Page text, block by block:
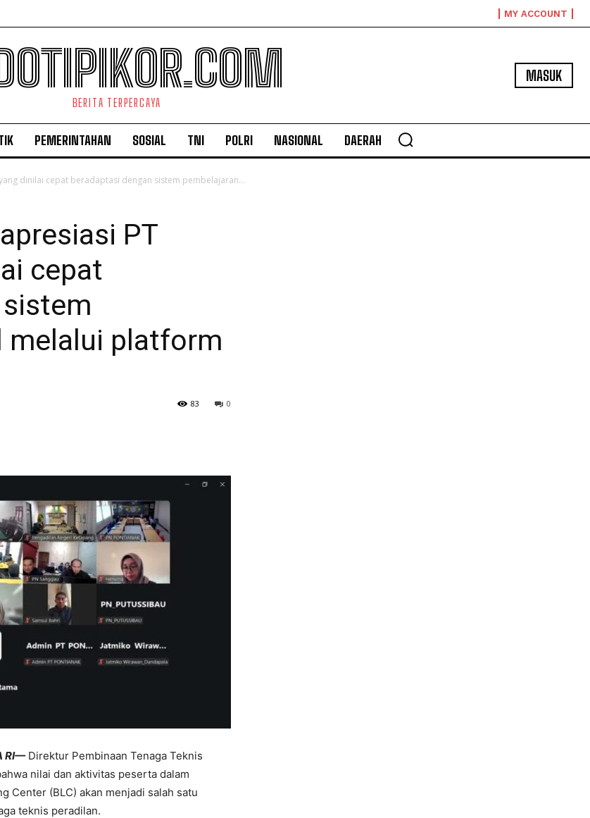
MY ACCOUNT
BERITA TERPERCAYA
MASUK
PEMERINTAHAN SOSIAL TNI POLRI NASIONAL DAERAH
dinilai cepat beradaptasi dengan sistem pembelajaran...
PT
cepat
melalui platform
0
83
RI—Direktur Pembinaan Tenaga Teknis
nilai dan aktivitas peserta dalam
Center (BLC) akan menjadi salah satu
teknis peradilan.